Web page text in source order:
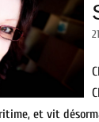
et vit